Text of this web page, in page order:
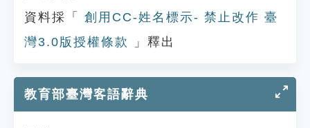
資料採「
創用CC-姓名標示- 禁止改作 臺
灣3.0版授權條款
」釋出
教育部臺灣客語辭典